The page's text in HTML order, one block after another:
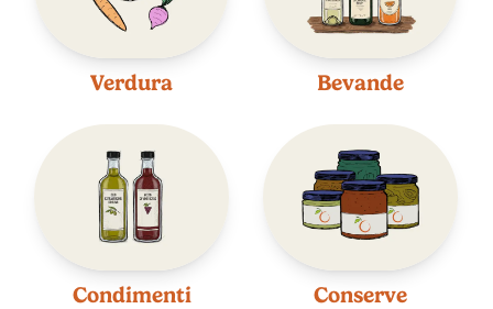
Verdura Bevande
Condimenti Conserve